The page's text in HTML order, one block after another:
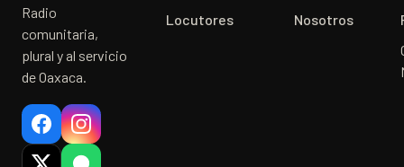
Radio
comunitaria,
plural y al servicio
de Oaxaca.
Locutores
Nosotros